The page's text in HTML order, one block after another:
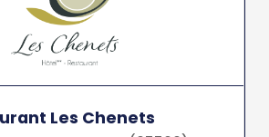
Les Chenets